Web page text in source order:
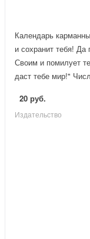
Календарь
и сохранит тебя!
Своим и помилует
даст тебе мир!"
20 руб.
Издательство